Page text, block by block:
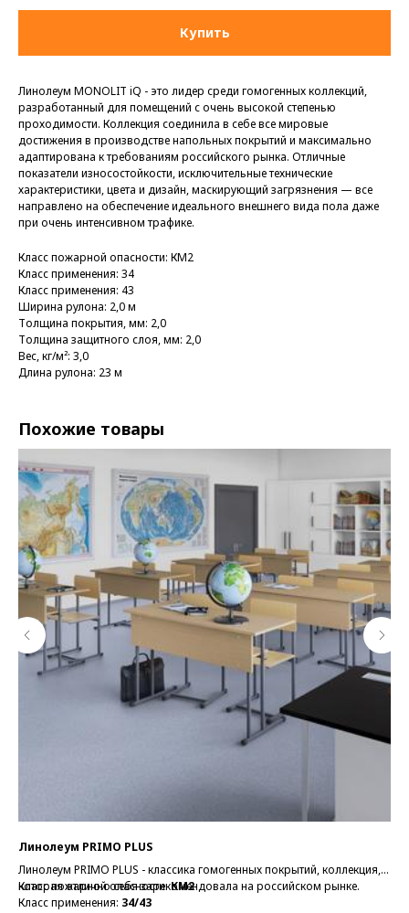
Купить
Линолеум MONOLIT iQ - это лидер среди гомогенных коллекций,
разработанный для помещений с очень высокой степенью
проходимости. Коллекция соединила в себе все мировые
достижения в производстве напольных покрытий и максимально
адаптирована к требованиям российского рынка. Отличные
показатели износостойкости, исключительные технические
характеристики, цвета и дизайн, маскирующий загрязнения — все
направлено на обеспечение идеального внешнего вида пола даже
при очень интенсивном трафике.
Класс пожарной опасности: КМ2
Класс применения: 34
Класс применения: 43
Ширина рулона: 2,0 м
Толщина покрытия, мм: 2,0
Толщина защитного слоя, мм: 2,0
Вес, кг/м²: 3,0
Длина рулона: 23 м
Похожие товары
Линолеум PRIMO PLUS
Линолеум PRIMO PLUS - классика гомогенных покрытий, коллекция,
которая отлично себя зарекомендовала на российском рынке.
Класс пожарной опасности:КМ2
Класс применения: 34/43